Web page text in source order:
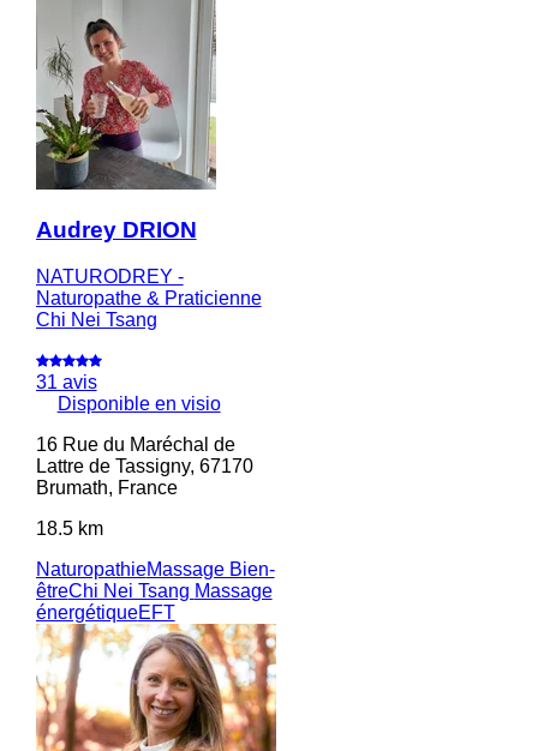
Audrey DRION
NATURODREY -
Naturopathe & Praticienne
Chi Nei Tsang
31 avis
Disponible en visio
16 Rue du Maréchal de
Lattre de Tassigny, 67170
Brumath, France
18.5 km
NaturopathieMassage Bien-
êtreChi Nei Tsang Massage
énergétiqueEFT